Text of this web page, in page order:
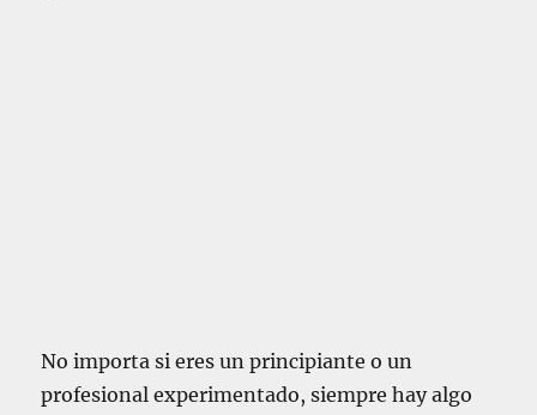
No importa si eres un principiante o un
profesional experimentado, siempre hay algo